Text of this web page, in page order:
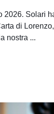
2026. Solari
di
nostra ...